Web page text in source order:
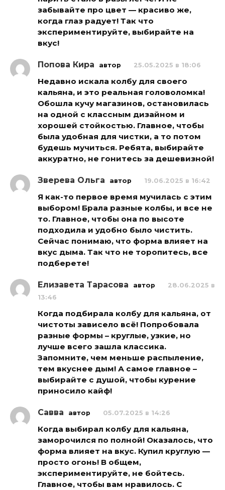
забывайте про цвет — красиво же,
когда глаз радует! Так что
экспериментируйте, выбирайте на
вкус!
Попова Кира автор 25.05.2025 в 18:06
Недавно искала колбу для своего
кальяна, и это реальная головоломка!
Обошла кучу магазинов, остановилась
на одной с классным дизайном и
хорошей стойкостью. Главное, чтобы
была удобная для чистки, а то потом
будешь мучиться. Ребята, выбирайте
аккуратно, не гонитесь за дешевизной!
Зверева Ольга автор 19.06.2025 в 16:42
Я как-то первое время мучилась с этим
выбором! Брала разные колбы, и все не
то. Главное, чтобы она по высоте
подходила и удобно было чистить.
Сейчас понимаю, что форма влияет на
вкус дыма. Так что не торопитесь, все
подберете!
Елизавета Тарасова автор
28.06.2025 в
13:46
Когда подбирала колбу для кальяна, от
чистоты зависело всё! Попробовала
разные формы – круглые, узкие, но
лучше всего зашла классика.
Запомните, чем меньше распыление,
тем вкуснее дым! А самое главное –
выбирайте с душой, чтобы курение
приносило кайф!
Савва автор 05.07.2025 в 14:26
Когда выбирал колбу для кальяна,
заморочился по полной! Оказалось, что
форма влияет на вкус. Купил круглую —
просто огонь! В общем,
экспериментируйте, не бойтесь.
Главное, чтобы вам нравилось. С